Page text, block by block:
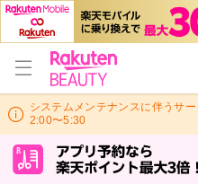
システムメンテナンスに伴うサ
2:00〜5:30